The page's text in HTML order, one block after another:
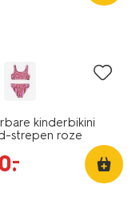
kinderbikini
strepen roze
.
–